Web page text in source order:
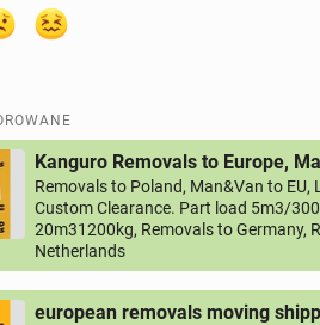
Kanguro Removals to Europe,
Removals to Poland, Man&Van to EU,
Custom Clearance. Part load 5m3/
20m31200kg, Removals to Germany,
Netherlands
european removals moving